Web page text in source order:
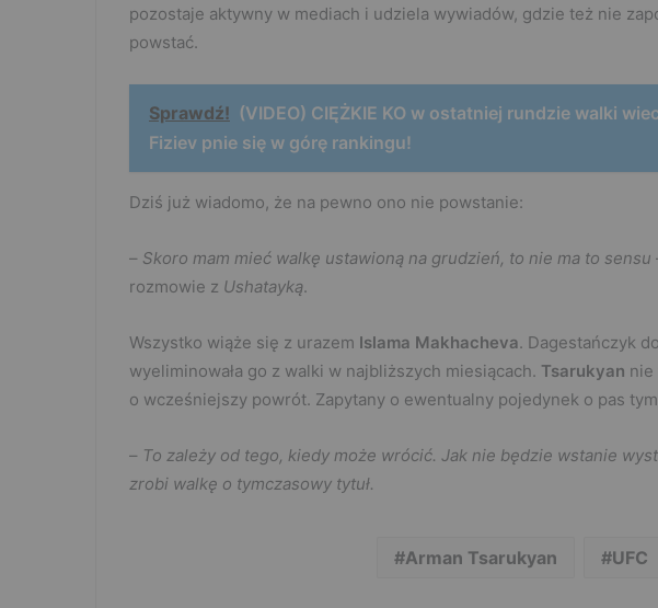
pozostaje aktywny w mediach i udziela wywiadów, gdzie też nie
powstać.
Sprawdź! (VIDEO) CIĘŻKIE KO w ostatniej rundzie walki
Fiziev pnie się w górę rankingu!
Dziś już wiadomo, że na pewno ono nie powstanie:
– Skoro mam mieć walkę ustawioną na grudzień, to nie ma to sensu
rozmowie z Ushatayką.
Wszystko wiąże się z urazem Islama Makhacheva. Dagestańczyk
wyeliminowała go z walki w najbliższych miesiącach. Tsarukyan nie
o wcześniejszy powrót. Zapytany o ewentualny pojedynek o pas
– To zależy od tego, kiedy może wrócić. Jak nie będzie wstanie
zrobi walkę o tymczasowy tytuł.
Arman Tsarukyan UFC